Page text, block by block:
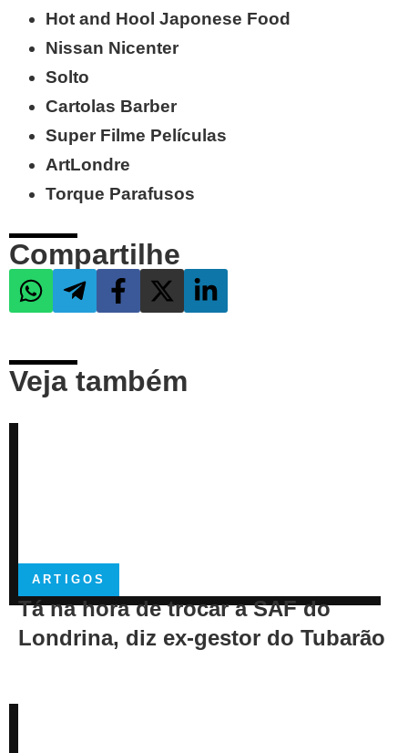
Hot and Hool Japonese Food
Nissan Nicenter
Solto
Cartolas Barber
Super Filme Películas
ArtLondre
Torque Parafusos
Compartilhe
Veja também
ARTIGOS
Tá na hora de trocar a SAF do
Londrina, diz ex-gestor do Tubarão